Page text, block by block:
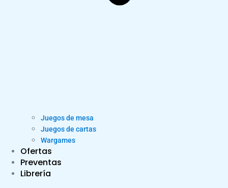
Juegos de mesa
Juegos de cartas
Wargames
Ofertas
Preventas
Librería